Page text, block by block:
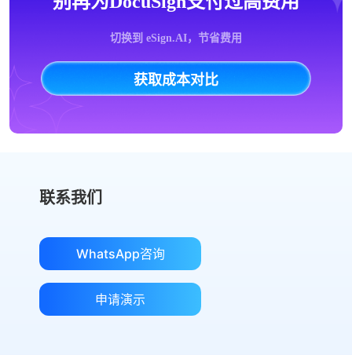
切换到 eSign.AI，节省费用
获取成本对比
联系我们
WhatsApp咨询
申请演示